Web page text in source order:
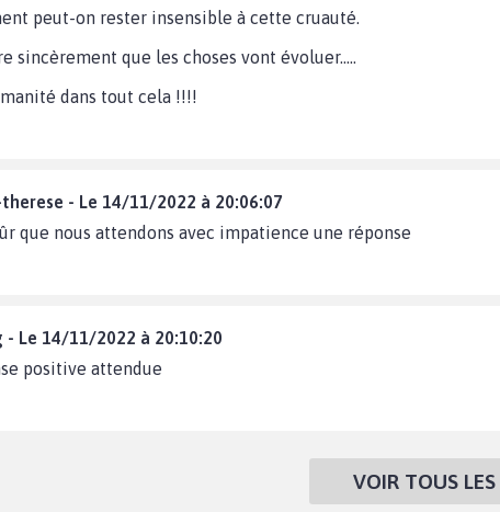
peut-on rester insensible à cette cruauté.
sincèrement que les choses vont évoluer.....
dans tout cela !!!!
- Le 14/11/2022 à 20:06:07
que nous attendons avec impatience une réponse
- Le 14/11/2022 à 20:10:20
positive attendue
VOIR TOUS